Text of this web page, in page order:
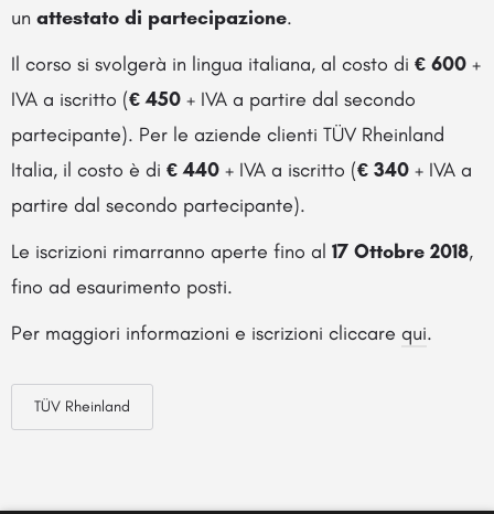
un attestato di partecipazione.
Il corso si svolgerà in lingua italiana, al costo di € 600 +
IVA a iscritto (€ 450 + IVA a partire dal secondo
partecipante). Per le aziende clienti TÜV Rheinland
Italia, il costo è di € 440 + IVA a iscritto (€ 340 + IVA a
partire dal secondo partecipante).
Le iscrizioni rimarranno aperte fino al 17 Ottobre 2018,
fino ad esaurimento posti.
Per maggiori informazioni e iscrizioni cliccare qui.
TÜV Rheinland